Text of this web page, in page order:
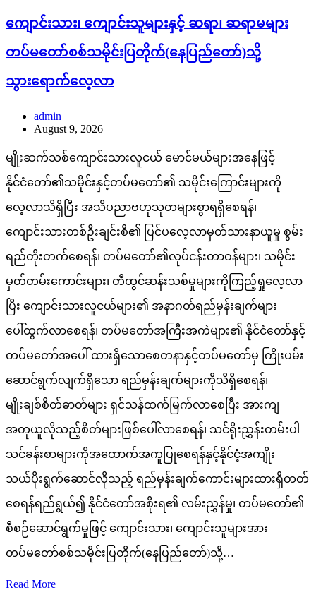
ကျောင်းသား၊ ကျောင်းသူများနှင့် ဆရာ၊ ဆရာမများ
တပ်မတော်စစ်သမိုင်းပြတိုက်(နေပြည်တော်)သို့
သွားရောက်လေ့လာ
admin
August 9, 2026
မျိုးဆက်သစ်ကျောင်းသားလူငယ် မောင်မယ်များအနေဖြင့်
နိုင်ငံတော်၏သမိုင်းနှင့်တပ်မတော်၏ သမိုင်းကြောင်းများကို
လေ့လာသိရှိပြီး အသိပညာဗဟုသုတများစွာရရှိစေရန်၊
ကျောင်းသားတစ်ဦးချင်းစီ၏ ပြင်ပလေ့လာမှတ်သားနာယူမှု စွမ်း
ရည်တိုးတက်စေရန်၊ တပ်မတော်၏လုပ်ငန်းတာဝန်များ၊ သမိုင်း
မှတ်တမ်းကောင်းများ၊ တီထွင်ဆန်းသစ်မှုများကိုကြည့်ရှုလေ့လာ
ပြီး ကျောင်းသားလူငယ်များ၏ အနာဂတ်ရည်မှန်းချက်များ
ပေါ်ထွက်လာစေရန်၊ တပ်မတော်အကြီးအကဲများ၏ နိုင်ငံတော်နှင့်
တပ်မတော်အပေါ် ထားရှိသောစေတနာနှင့်တပ်မတော်မှ ကြိုးပမ်း
ဆောင်ရွက်လျက်ရှိသော ရည်မှန်းချက်များကိုသိရှိစေရန်၊
မျိုးချစ်စိတ်ဓာတ်များ ရှင်သန်ထက်မြက်လာစေပြီး အားကျ
အတုယူလိုသည့်စိတ်များဖြစ်ပေါ်လာစေရန်၊ သင်ရိုးညွှန်းတမ်းပါ
သင်ခန်းစာများကိုအထောက်အကူပြုစေရန်နှင့်နိုင်ငံ့အကျိုး
သယ်ပိုးရွက်ဆောင်လိုသည့် ရည်မှန်းချက်ကောင်းများထားရှိတတ်
စေရန်ရည်ရွယ်၍ နိုင်ငံတော်အစိုးရ၏ လမ်းညွှန်မှု၊ တပ်မတော်၏
စီစဉ်ဆောင်ရွက်မှုဖြင့် ကျောင်းသား၊ ကျောင်းသူများအား
တပ်မတော်စစ်သမိုင်းပြတိုက်(နေပြည်တော်)သို့…
Read More